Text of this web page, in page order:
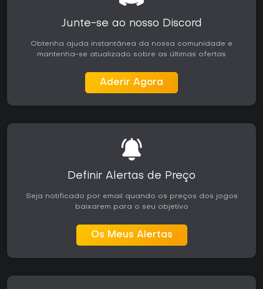
Junte-se ao nosso Discord
Obtenha ajuda instantânea da nossa comunidade e
mantenha-se atualizado sobre as últimas ofertas
Aderir Agora
Definir Alertas de Preço
Seja notificado por email quando os preços dos jogos
baixarem para o seu objetivo
Os Meus Alertas